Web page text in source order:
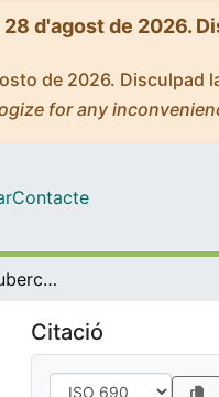
d'agost de 2026.
de 2026. Disculpad
for any
Contacte
Els orígens de la tuberculosi
Citació